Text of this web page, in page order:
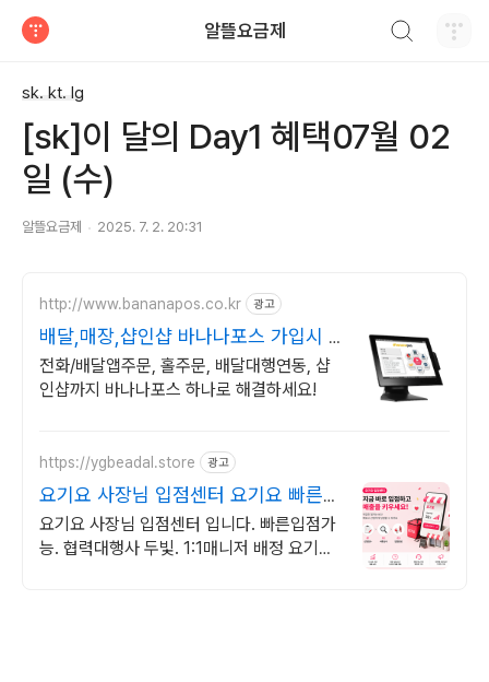
알뜰요금제
sk. kt. lg
[sk]이 달의 Day1 혜택07월 02
일 (수)
알뜰요금제 2025. 7. 2. 20:31
http://www.bananapos.co.kr 광고
배달,매장,샵인샵 바나나포스 가입시 1
개월 무료
전화/배달앱주문, 홀주문, 배달대행연동, 샵
인샵까지 바나나포스 하나로 해결하세요!
https://ygbeadal.store 광고
요기요 사장님 입점센터 요기요 빠른입
점 대행사
요기요 사장님 입점센터 입니다. 빠른입점가
능. 협력대행사 두빛. 1:1매니저 배정 요기요